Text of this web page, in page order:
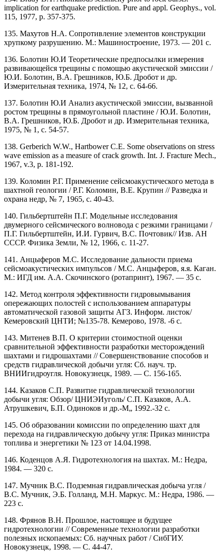
implication for earthquake prediction. Pure and appl. Geophys., vol.
115, 1977, p. 357-375.
135. Махутов H.A. Сопротивление элементов конструкции
хрупкому разрушению. М.: Машиностроение, 1973. — 201 с.
136. Болотин Ю.И Теоретические предпосылки измерения
развивающейся трещины с помощью акустической эмиссии /
Ю.И. Болотин, В.А. Грешников, Ю.Б. Дробот и др.
Измерительная техника, 1974, № 12, с. 64-66.
137. Болотин Ю.И Анализ акустической эмиссии, вызванной
ростом трещины в прямоугольной пластине / Ю.И. Болотин,
В.А. Грешников, Ю.Б. Дробот и др. Измерительная техника,
1975, № 1, с. 54-57.
138. Gerberich W.W., Hartbower С.Е. Some observations on stress
wave emission as a measure of crack growth. Int. J. Fracture Mech.,
1967, v.3, p. 181-192.
139. Коломин Р.Г. Применение сейсмоакустического метода в
шахтной геологии / Р.Г. Коломин, В.Е. Крупин // Разведка и
охрана недр, № 7, 1965, с. 40-43.
140. Гильбертштейн П.Г. Модельные исследования
двумерного сейсмического волновода с резкими границами /
П.Г. Гильбертштейн, И.И. Гурвич, B.C. Почтовик// Изв. АН
СССР. Физика Земли, № 12, 1966, с. 11-27.
141. Анцыферов М.С. Исследование дальности приема
сейсмоакустических импульсов / М.С. Анцыферов, я.я. Каган.
М.: ИГД им. А.А. Скочинского (ротапринт), 1967. — 35 с.
142. Метод контроля эффективности гидровымывания
опережающих полостей с использованием аппаратуры
автоматической газовой защиты АГЗ. Информ. листок/
Кемеровский ЦНТИ; №135-78. Кемерово, 1978. -6 с.
143. Митенев В.П. О критерии стоимостной оценки
сравнительной эффективности разработки месторождений
шахтами и гидрошахтами // Совершенствование способов и
средств гидравлической добычи угля: Сб. науч. тр.
ВНИИгидроугля. Новокузнецк, 1989. — С. 156-165.
144. Казаков С.П. Развитие гидравлической технологии
добычи угля: Обзор/ ЦНИЭИуголь/ С.П. Казаков, А.А.
Атрушкевич, Б.П. Одиноков и др.-М„ 1992.-32 с.
145. Об образовании комиссии по определению шахт для
перехода на гидравлическую добычу угля: Приказ министра
топлива и энергетики № 123 от 14.04.1998.
146. Коденцов А.Я. Гидротехнология на шахтах. М.: Недра,
1984. — 320 с.
147. Мучник B.C. Подземная гидравлическая добыча угля /
B.C. Мучник, Э.Б. Голланд, М.Н. Маркус. М.: Недра, 1986. —
223 с.
148. Фрянов В.Н. Прошлое, настоящее и будущее
гидротехнологии // Современные технологии разработки
полезных ископаемых: Сб. научных работ / СибГИУ.
Новокузнецк, 1998. — С. 44-47.